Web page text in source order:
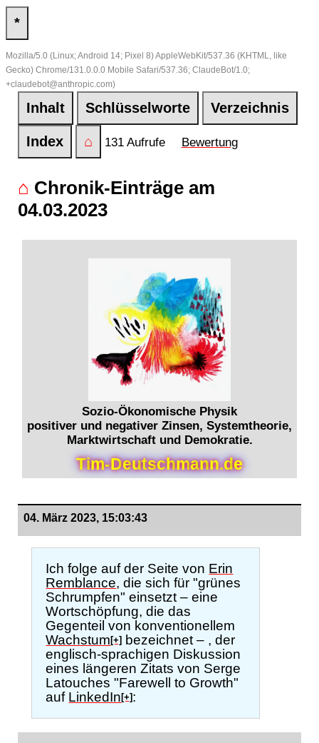
*
Mozilla/5.0 (Linux; Android 14; Pixel 8) AppleWebKit/537.36 (KHTML, like
Gecko) Chrome/131.0.0.0 Mobile Safari/537.36; ClaudeBot/1.0;
+claudebot@anthropic.com)
Inhalt Schlüsselworte Verzeichnis
Index ⌂ 131 Aufrufe Bewertung
⌂ Chronik-Einträge am
04.03.2023
Sozio-Ökonomische Physik
positiver und negativer Zinsen, Systemtheorie,
Marktwirtschaft und Demokratie.
Tim-Deutschmann.de
04. März 2023, 15:03:43
Ich folge auf der Seite von Erin
Remblance, die sich für "grünes
Schrumpfen" einsetzt – eine
Wortschöpfung, die das
Gegenteil von konventionellem
Wachstum[+]
bezeichnet – , der
englisch-sprachigen Diskussion
eines längeren Zitats von Serge
Latouches "Farewell to Growth"
auf LinkedIn[+] :